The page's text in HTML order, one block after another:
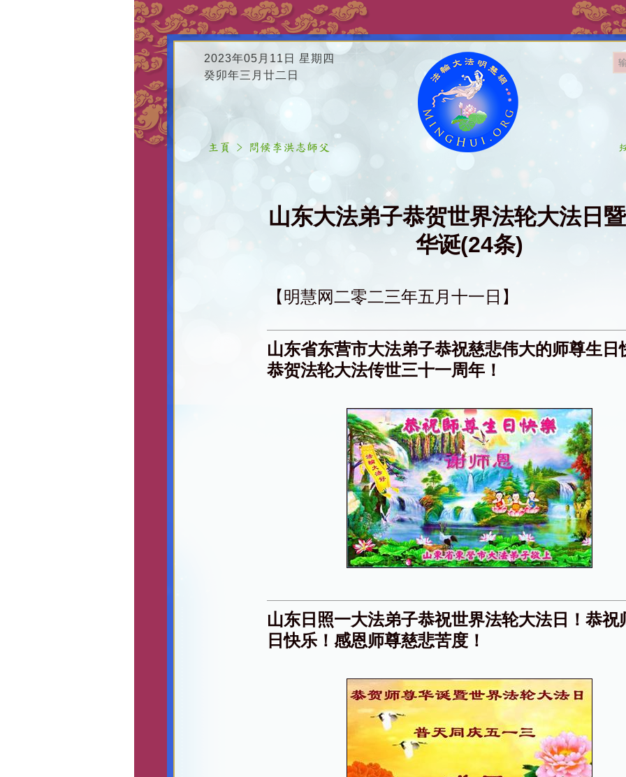
2023年05月11日 星期四
癸卯年三月廿二日
山东大法弟子恭贺世界法轮大法日
华诞(24条)
【明慧网二零二三年五月十一日】
山东省东营市大法弟子恭祝慈悲伟大的师尊生日
恭贺法轮大法传世三十一周年！
山东日照一大法弟子恭祝世界法轮大法日！恭祝
日快乐！感恩师尊慈悲苦度！